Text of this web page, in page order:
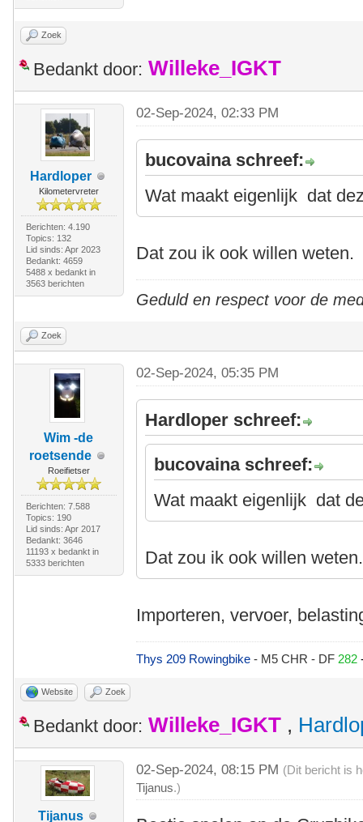
Zoek
Bedankt door: Willeke_IGKT
Hardloper
Kilometervreter
Berichten: 4.190
Topics: 132
Lid sinds: Apr 2023
Bedankt: 4659
5488 x bedankt in
3563 berichten
02-Sep-2024, 02:33 PM
bucovaina schreef:
Wat maakt eigenlijk dat
Dat zou ik ook willen weten.
Geduld en respect voor de
Zoek
Wim -de
roetsende
Roeifietser
Berichten: 7.588
Topics: 190
Lid sinds: Apr 2017
Bedankt: 3646
11193 x bedankt in
5333 berichten
02-Sep-2024, 05:35 PM
Hardloper schreef:
bucovaina schreef:
Wat maakt eigenlijk dat
Dat zou ik ook willen weten.
Importeren, vervoer,
Thys 209 Rowingbike- M5 CHR - DF 282
Website Zoek
Bedankt door: Willeke_IGKT ,
Tijanus
02-Sep-2024, 08:15 PM (Dit bericht is
Tijanus.)